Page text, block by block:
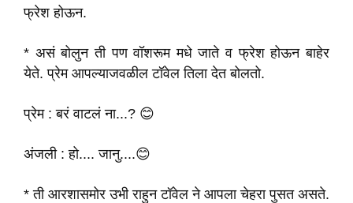
फ्रेश होऊन.
* असं बोलुन ती पण वॉशरूम मधे जाते व फ्रेश होऊन बाहेर
येते. प्रेम आपल्याजवळील टॉवेल तिला देत बोलतो.
प्रेम : बरं वाटलं ना...? 😊
अंजली : हो.... जानु....😊
* ती आरशासमोर उभी राहुन टॉवेल ने आपला चेहरा पुसत असते.